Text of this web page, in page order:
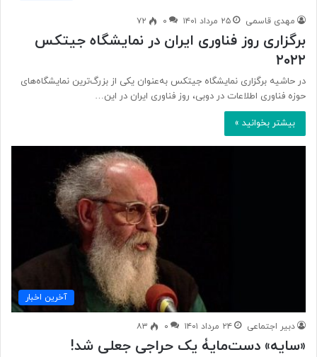
مهدی قاسمی ۲۵ مرداد ۱۴۰۱ ۰ ۷۲
برگزاری روز فناوری ایران در نمایشگاه جیتکس
۲۰۲۲
در حاشیه برگزاری نمایشگاه جیتکس به‌عنوان یکی از بزرگ‌ترین نمایشگاه‌های
حوزه فناوری اطلاعات در دوبی، روز فناوری ایران در این…
بیشتر بخوانید »
آخرین اخبار
دبیر اجتماعی ۲۴ مرداد ۱۴۰۱ ۰ ۸۳
«سایه» دست‌مایۀ یک حراجی جعلی شد!